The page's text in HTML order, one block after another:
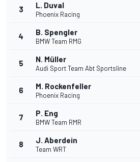
3 L. Duval
Phoenix Racing
4 B. Spengler
BMW Team RMG
5 N. Müller
Audi Sport Team Abt Sportsline
6 M. Rockenfeller
Phoenix Racing
7 P. Eng
BMW Team RMR
8 J. Aberdein
Team WRT